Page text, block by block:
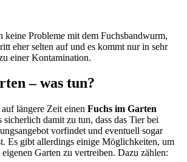
keine Probleme mit dem Fuchsbandwurm,
eher selten auf und es kommt nur in sehr
einer Kontamination.
– was tun?
längere Zeit einen Fuchs im Garten
damit zu tun, dass das Tier bei
vorfindet und eventuell sogar
Es gibt allerdings einige Möglichkeiten, um
Garten zu vertreiben. Dazu zählen: